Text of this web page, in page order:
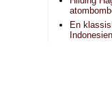
En